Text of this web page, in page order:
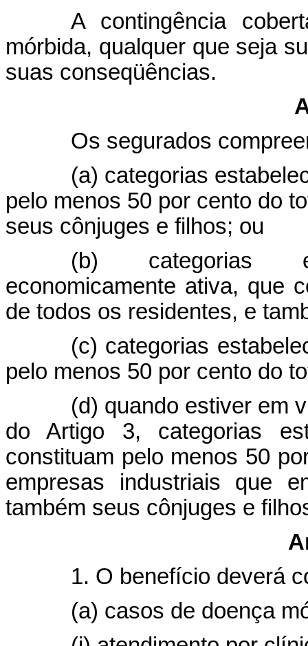
A contingência
mórbida, qualquer que seja
suas conseqüências.
Os segurados
(a) categorias
pelo menos 50 por cento do
seus cônjuges e filhos; ou
(b) categorias
economicamente ativa, que
de todos os residentes, e
(c) categorias
pelo menos 50 por cento do
(d) quando estiver em
do Artigo 3, categorias
constituam pelo menos 50
empresas industriais que
também seus cônjuges e
1. O benefício deverá
(a) casos de doença